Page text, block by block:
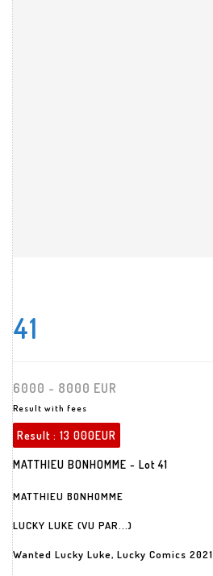
41
6000 - 8000 EUR
Result with fees
Result : 13 000EUR
MATTHIEU BONHOMME - Lot 41
MATTHIEU BONHOMME
LUCKY LUKE (VU PAR...)
Wanted Lucky Luke, Lucky Comics 2021